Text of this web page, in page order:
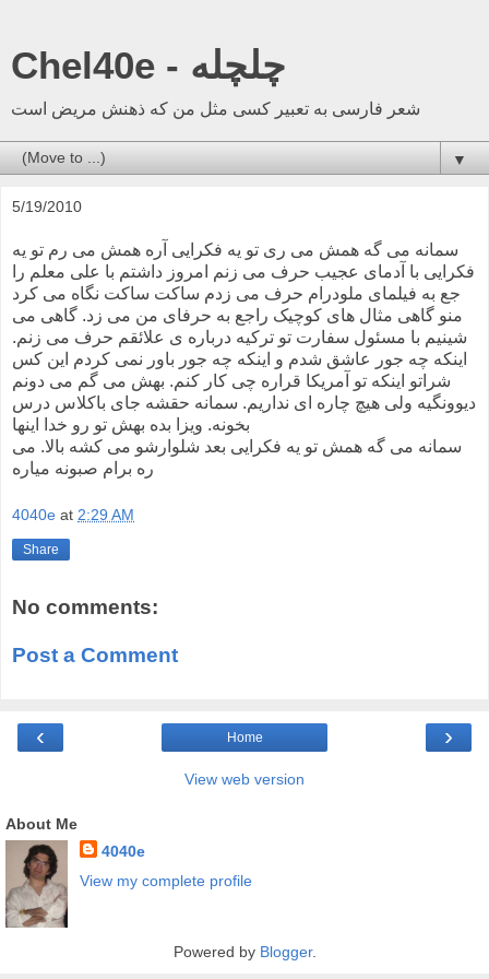
Chel40e - چلچله
شعر فارسی به تعبیر کسی مثل من که ذهنش مریض است
▼
5/19/2010
سمانه می گه همش می ری تو یه فکرایی آره همش می رم تو یه
فکرایی با آدمای عجیب حرف می زنم امروز داشتم با علی معلم را
جع به فیلمای ملودرام حرف می زدم ساکت ساکت نگاه می کرد
منو گاهی مثال های کوچیک راجع به حرفای من می زد. گاهی می
شینیم با مسئول سفارت تو ترکیه درباره ی علائقم حرف می زنم.
اینکه چه جور عاشق شدم و اینکه چه جور باور نمی کردم این کس
شراتو اینکه تو آمریکا قراره چی کار کنم. بهش می گم می دونم
دیوونگیه ولی هیچ چاره ای نداریم. سمانه حقشه جای باکلاس درس
بخونه. ویزا بده بهش تو رو خدا اینها
سمانه می گه همش تو یه فکرایی بعد شلوارشو می کشه بالا. می
ره برام صبونه میاره
4040e at 2:29 AM
Share
No comments:
Post a Comment
‹ ›
Home
View web version
About Me
4040e
View my complete profile
Powered by Blogger.